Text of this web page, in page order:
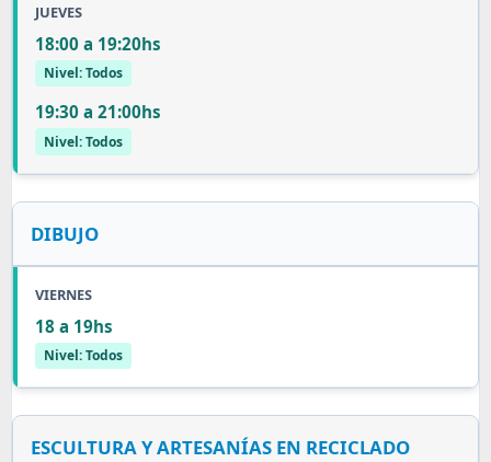
JUEVES
18:00 a 19:20hs
Nivel: Todos
19:30 a 21:00hs
Nivel: Todos
DIBUJO
VIERNES
18 a 19hs
Nivel: Todos
ESCULTURA Y ARTESANÍAS EN RECICLADO